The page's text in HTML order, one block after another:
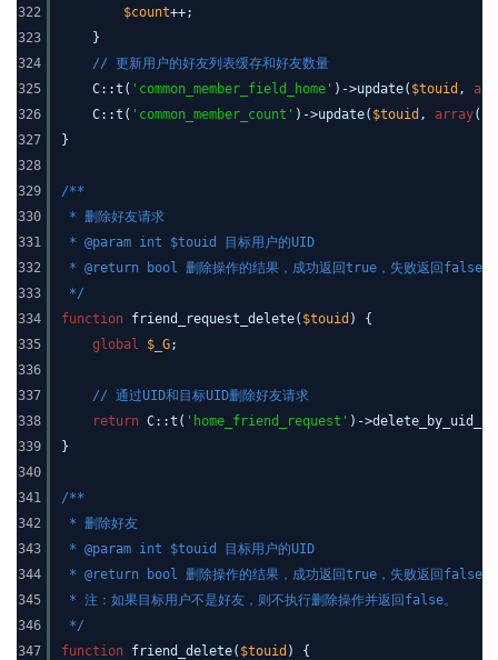
322
323
324
325
326
327
328
329
330
331
332
333
334
335
336
337
338
339
340
341
342
343
344
345
346
347
$count++;
}
// 更新用户的好友列表缓存和好友数量
C::t( 'common_member_field_home' )->update( $touid ,
C::t( 'common_member_count' )->update( $touid , array(
}
/**
* 删除好友请求
* @param int $touid 目标用户的UID
* @return bool 删除操作的结果，成功返回true，失败返回false
*/
function friend_request_delete( $touid ) {
global
$_G;
// 通过UID和目标UID删除好友请求
return C::t( 'home_friend_request' )-
}
/**
* 删除好友
* @param int $touid 目标用户的UID
* @return bool 删除操作的结果，成功返回true，失败返回false
* 注：如果目标用户不是好友，则不执行删除操作并返回false。
*/
function friend_delete( $touid ) {